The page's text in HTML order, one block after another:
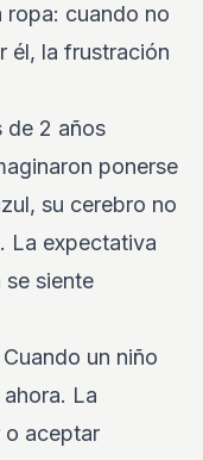
ropa: cuando no
él, la frustración
de 2 años
ponerse
su cerebro no
La expectativa
siente
Cuando un niño
La
o aceptar